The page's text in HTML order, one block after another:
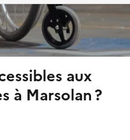
aux
à Marsolan ?